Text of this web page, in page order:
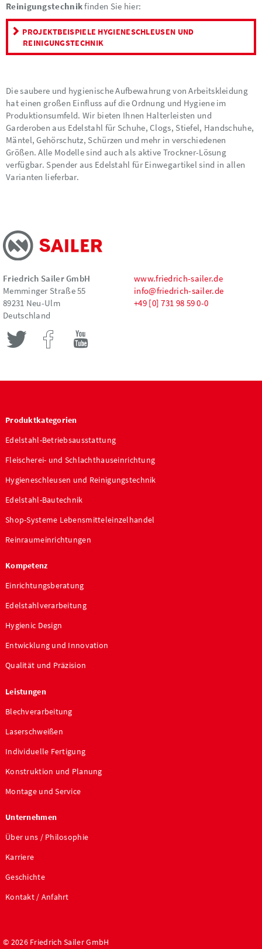
Reinigungstechnikfinden Sie hier:
PROJEKTBEISPIELE HYGIENESCHLEUSEN UND
REINIGUNGSTECHNIK
Die saubere und hygienische Aufbewahrung von Arbeitskleidung
hat einen großen Einfluss auf die Ordnung und Hygiene im
Produktionsumfeld. Wir bieten Ihnen Halterleisten und
Garderoben aus Edelstahl für Schuhe, Clogs, Stiefel, Handschuhe,
Mäntel, Gehörschutz, Schürzen und mehr in verschiedenen
Größen. Alle Modelle sind auch als aktive Trockner-Lösung
verfügbar. Spender aus Edelstahl für Einwegartikel sind in allen
Varianten lieferbar.
Friedrich Sailer GmbH
Memminger Straße 55
89231 Neu-Ulm
Deutschland
www.friedrich-sailer.de
info@friedrich-sailer.de
+49 [0] 731 98 59 0-0
Produktkategorien
Edelstahl-Betriebsausstattung
Fleischerei- und Schlachthauseinrichtung
Hygieneschleusen und Reinigungstechnik
Edelstahl-Bautechnik
Shop-Systeme Lebensmitteleinzelhandel
Reinraumeinrichtungen
Kompetenz
Einrichtungsberatung
Edelstahlverarbeitung
Hygienic Design
Entwicklung und Innovation
Qualität und Präzision
Leistungen
Blechverarbeitung
Laserschweißen
Individuelle Fertigung
Konstruktion und Planung
Montage und Service
Unternehmen
Über uns / Philosophie
Karriere
Geschichte
Kontakt / Anfahrt
© 2026 Friedrich Sailer GmbH